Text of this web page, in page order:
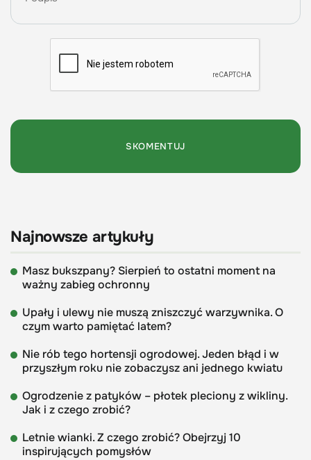
Najnowsze artykuły
Masz bukszpany? Sierpień to ostatni moment na
ważny zabieg ochronny
Upały i ulewy nie muszą zniszczyć warzywnika. O
czym warto pamiętać latem?
Nie rób tego hortensji ogrodowej. Jeden błąd i w
przyszłym roku nie zobaczysz ani jednego kwiatu
Ogrodzenie z patyków – płotek pleciony z wikliny.
Jak i z czego zrobić?
Letnie wianki. Z czego zrobić? Obejrzyj 10
inspirujących pomysłów